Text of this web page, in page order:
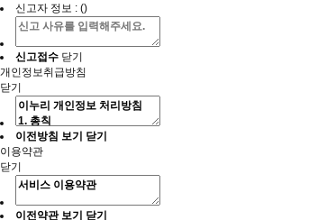
신고자 정보 : ()
신고접수 닫기
개인정보취급방침
닫기
이전방침 보기
닫기
이용약관
닫기
이전약관 보기 닫기